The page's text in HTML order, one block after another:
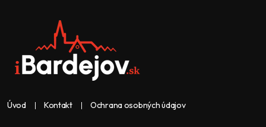
Úvod Kontakt Ochrana osobných údajov